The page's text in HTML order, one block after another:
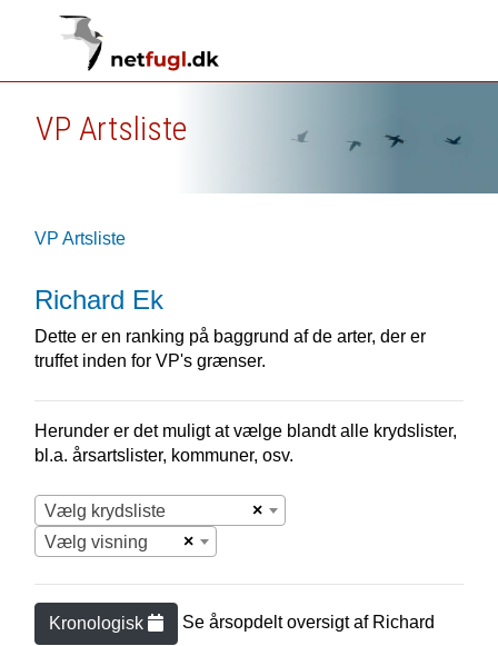
VP Artsliste
VP Artsliste
Richard Ek
Dette er en ranking på baggrund af de arter, der er
truffet inden for VP's grænser.
Herunder er det muligt at vælge blandt alle krydslister,
bl.a. årsartslister, kommuner, osv.
×
Vælg krydsliste
×
Vælg visning
Kronologisk Se årsopdelt oversigt af Richard